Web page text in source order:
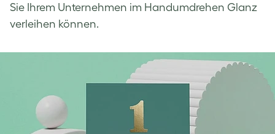
Sie Ihrem Unternehmen im Handumdrehen Glanz
verleihen können.